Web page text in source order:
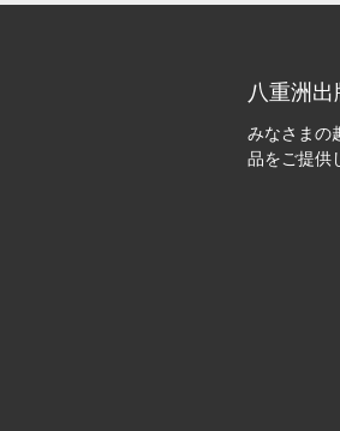
八重洲出
みなさまの
品をご提供